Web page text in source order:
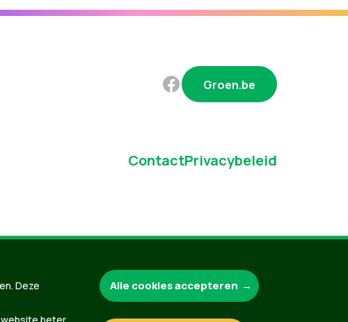
Groen.be
ContactPrivacybeleid
Deze
Alle cookies accepteren